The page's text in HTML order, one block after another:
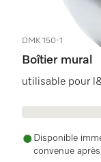
DMK 150-1
Boîtier mural
utilisable pour
Disponible
convenue